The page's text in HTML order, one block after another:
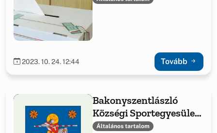
2023. 10. 24. 12:44 Tovább
Bakonyszentlászló
Községi Sportegyesület
támogatásáról szóló
Általános tartalom